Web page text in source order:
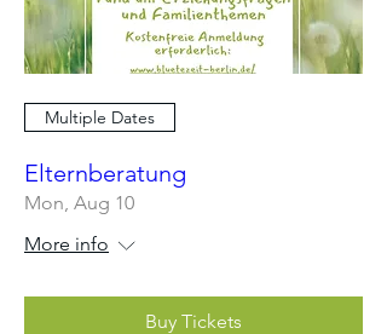
Multiple Dates
Elternberatung
Mon, Aug 10
More info
Buy Tickets